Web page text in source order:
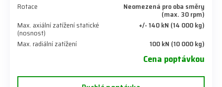
Rotace Neomezená pro oba směry
(max. 30 rpm)
Max. axiální zatížení statické
(nosnost)
+/- 140 kN (14 000 kg)
Max. radiální zatížení
100 kN (10 000 kg)
Cena poptávkou